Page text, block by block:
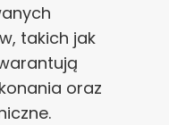
takich jak
oraz